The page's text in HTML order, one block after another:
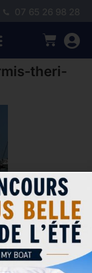
07 65 26 98 28
theri-